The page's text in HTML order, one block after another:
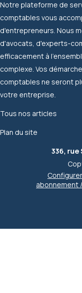
Notre plateforme de
comptables vous
d'entrepreneurs. Nous
d'avocats, d'experts-
efficacement à
complexe. Vos
comptables ne seront
votre entreprise.
Tous nos articles
Plan du site
336, rue
abonnement /